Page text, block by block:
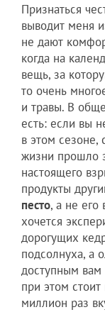
Признаться
выводит меня
не дают
когда на
вещь, за
то очень
и травы. В
есть: если вы
в этом сезоне,
жизни прошло
настоящего
продукты
песто, а не его
хочется
дорогущих
подсолнуха, а
доступным вам
при этом
миллион раз